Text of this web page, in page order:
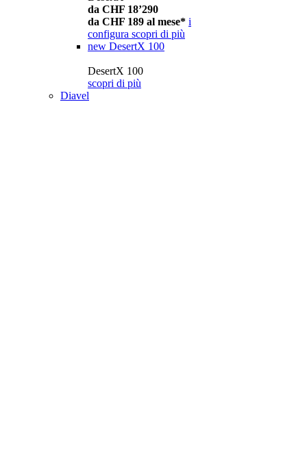
da CHF 18’290
da CHF 189 al mese* i
configura scopri di più
new DesertX 100
DesertX 100
scopri di più
Diavel